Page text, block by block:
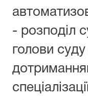
- розподіл
голови